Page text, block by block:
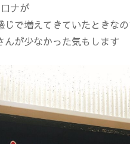
ナが
じで増えてきていたときな
んが少なかった気もします